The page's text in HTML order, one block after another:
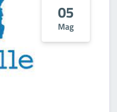
05
Mag